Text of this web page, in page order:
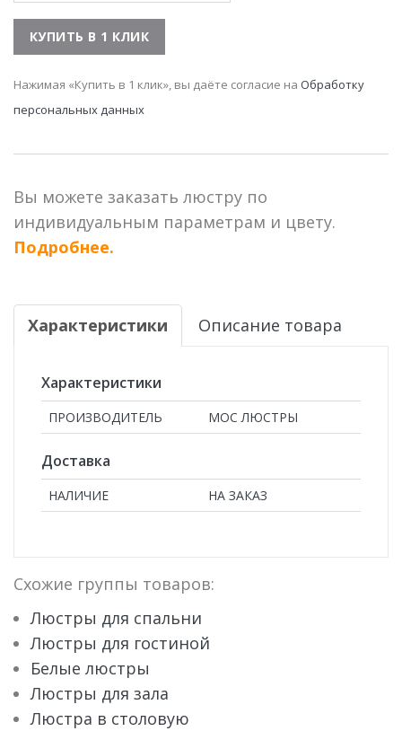
Нажимая «Купить в 1 клик», вы даёте согласие на Обработку
персональных данных
Вы можете заказать люстру по
индивидуальным параметрам и цвету.
Подробнее.
Характеристики Описание товара
Характеристики
ПРОИЗВОДИТЕЛЬ МОС ЛЮСТРЫ
Доставка
НАЛИЧИЕ НА ЗАКАЗ
Схожие группы товаров:
Люстры для спальни
Люстры для гостиной
Белые люстры
Люстры для зала
Люстра в столовую